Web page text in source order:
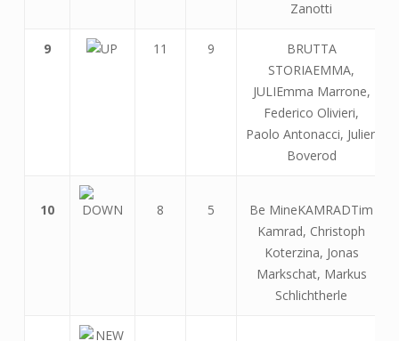
Zanotti
9 11 9
BRUTTA
STORIAEMMA,
JULIEmma Marrone,
Federico Olivieri,
Paolo Antonacci, Julien
Boverod
10 8 5
Be MineKAMRADTim
Kamrad, Christoph
Koterzina, Jonas
Markschat, Markus
Schlichtherle